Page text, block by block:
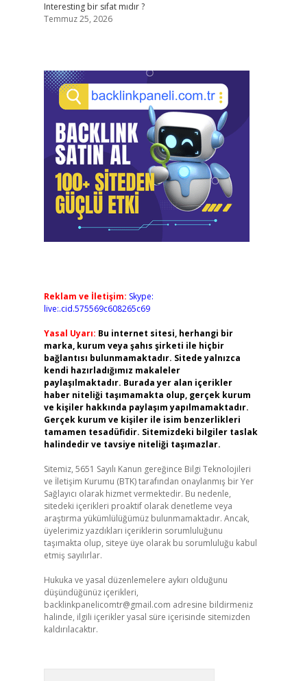
Interesting bir sıfat mıdır ?
Temmuz 25, 2026
Reklam ve İletişim: Skype:
live:.cid.575569c608265c69
Yasal Uyarı: Bu internet sitesi, herhangi bir
marka, kurum veya şahıs şirketi ile hiçbir
bağlantısı bulunmamaktadır. Sitede yalnızca
kendi hazırladığımız makaleler
paylaşılmaktadır. Burada yer alan içerikler
haber niteliği taşımamakta olup, gerçek kurum
ve kişiler hakkında paylaşım yapılmamaktadır.
Gerçek kurum ve kişiler ile isim benzerlikleri
tamamen tesadüfidir. Sitemizdeki bilgiler taslak
halindedir ve tavsiye niteliği taşımazlar.
Sitemiz, 5651 Sayılı Kanun gereğince Bilgi Teknolojileri
ve İletişim Kurumu (BTK) tarafından onaylanmış bir Yer
Sağlayıcı olarak hizmet vermektedir. Bu nedenle,
sitedeki içerikleri proaktif olarak denetleme veya
araştırma yükümlülüğümüz bulunmamaktadır. Ancak,
üyelerimiz yazdıkları içeriklerin sorumluluğunu
taşımakta olup, siteye üye olarak bu sorumluluğu kabul
etmiş sayılırlar.
Hukuka ve yasal düzenlemelere aykırı olduğunu
düşündüğünüz içerikleri,
backlinkpanelicomtr@gmail.com adresine bildirmeniz
halinde, ilgili içerikler yasal süre içerisinde sitemizden
kaldırılacaktır.